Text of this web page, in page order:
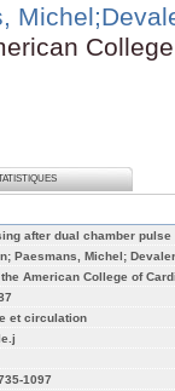
Michel
after dual chamber
Paesmans, Michel;
American College of
et circulation
1097